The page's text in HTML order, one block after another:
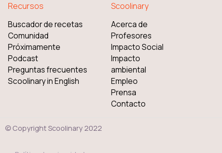
Recursos
Buscador de recetas
Comunidad
Próximamente
Podcast
Preguntas frecuentes
Scoolinary in English
Scoolinary
Acerca de
Profesores
Impacto Social
Impacto
ambiental
Empleo
Prensa
Contacto
© Copyright Scoolinary 2022